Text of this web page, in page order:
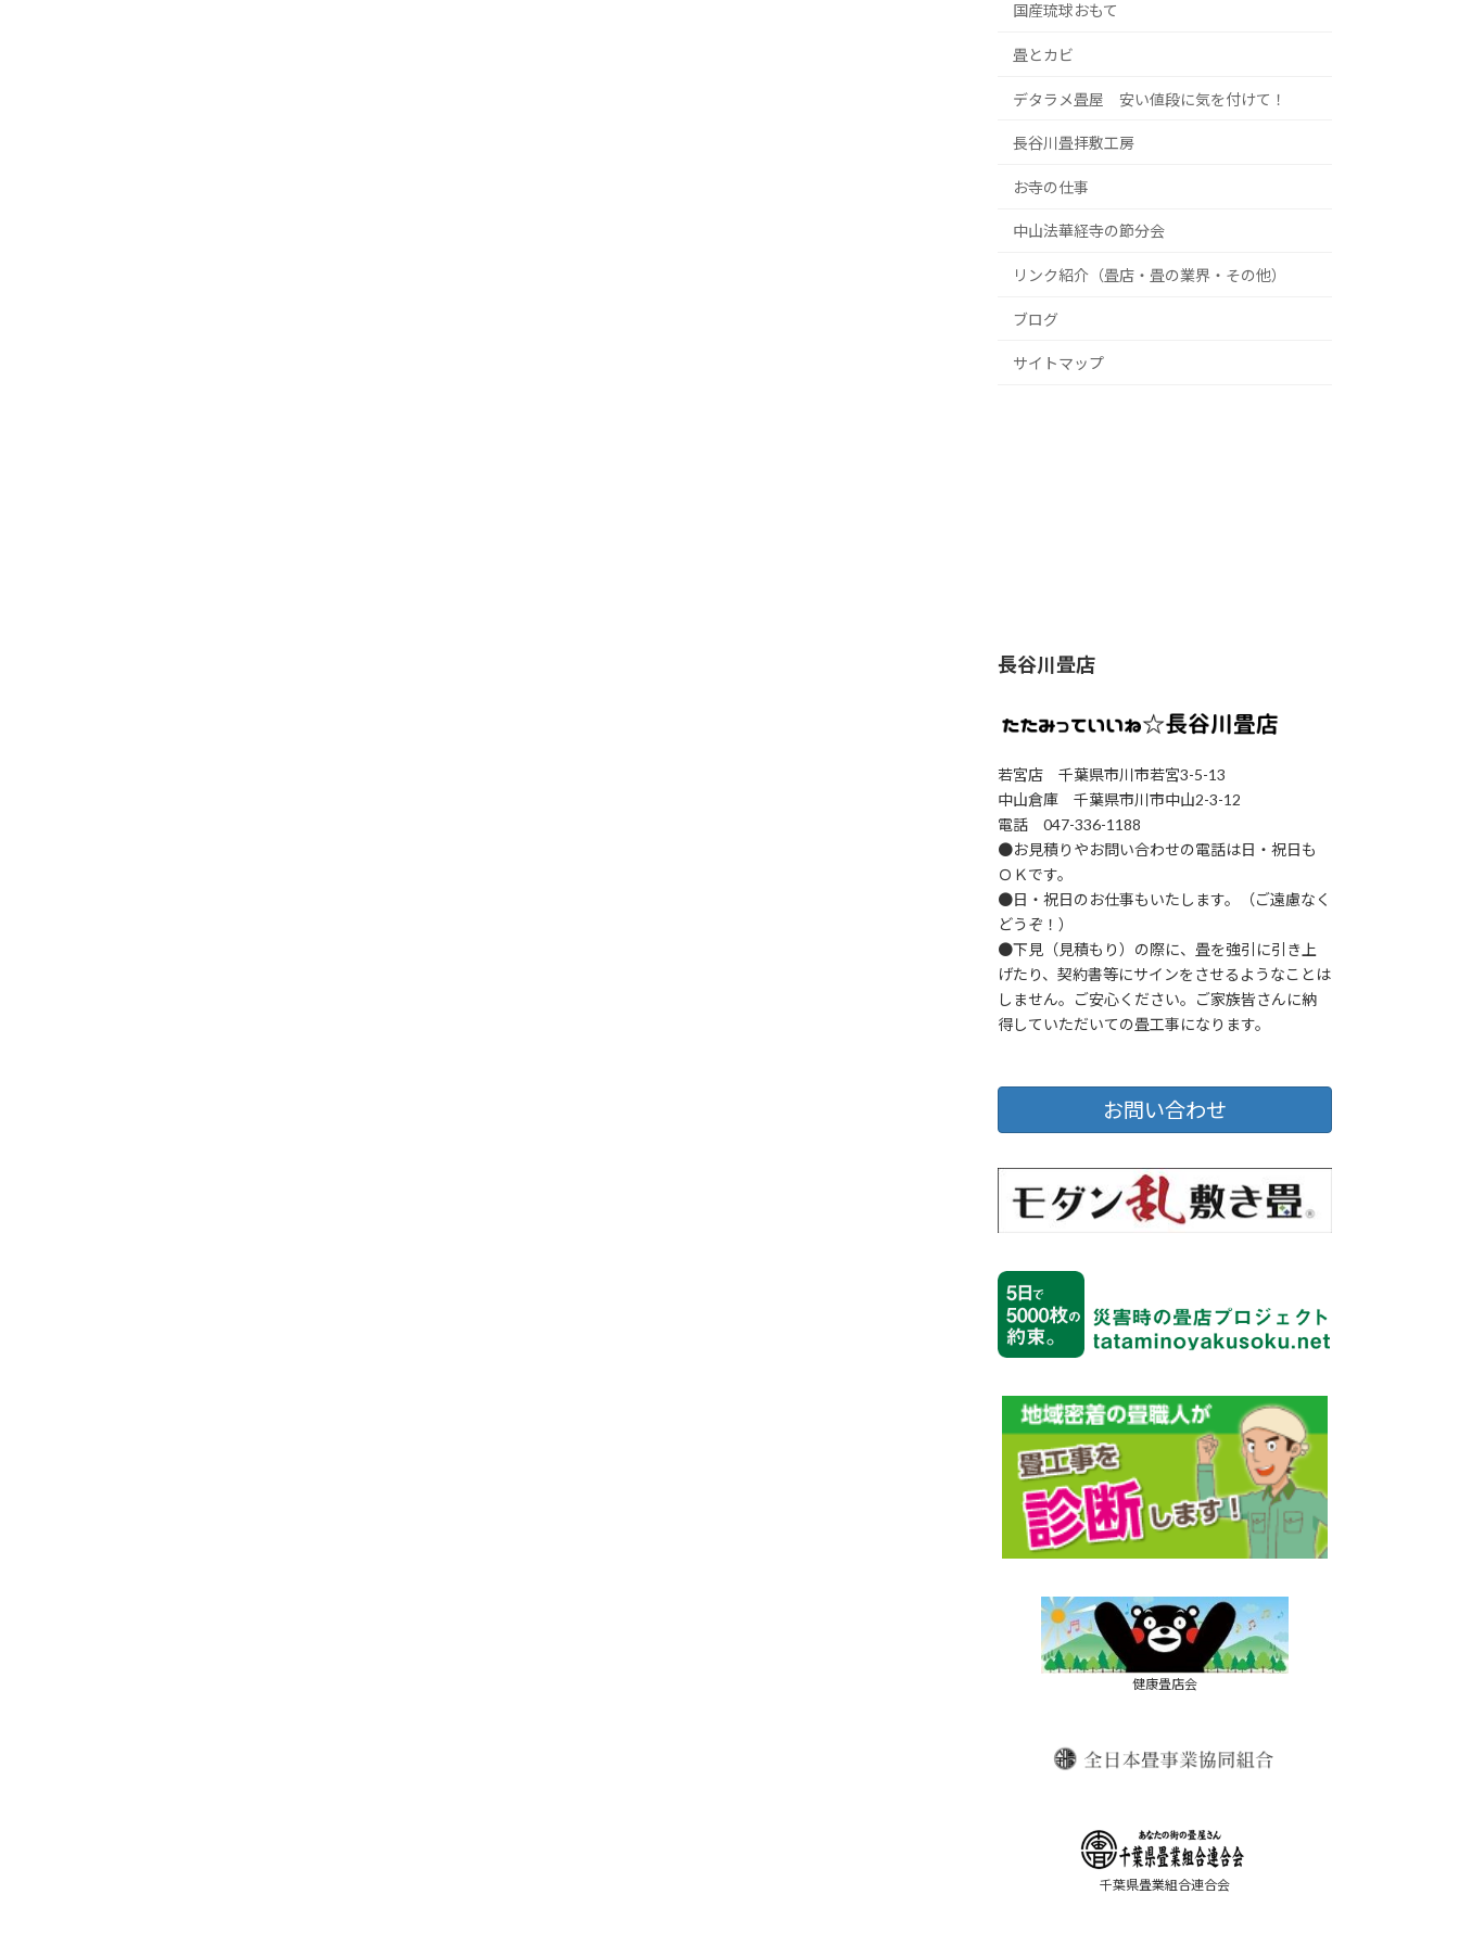
国産琉球おもて
畳とカビ
デタラメ畳屋 安い値段に気を付けて！
長谷川畳拝敷工房
お寺の仕事
中山法華経寺の節分会
リンク紹介（畳店・畳の業界・その他）
ブログ
サイトマップ
長谷川畳店
若宮店 千葉県市川市若宮3-5-13
中山倉庫 千葉県市川市中山2-3-12
電話 047-336-1188
●お見積りやお問い合わせの電話は日・祝日も
ＯＫです。
●日・祝日のお仕事もいたします。（ご遠慮なく
どうぞ！）
●下見（見積もり）の際に、畳を強引に引き上
げたり、契約書等にサインをさせるようなことは
しません。ご安心ください。ご家族皆さんに納
得していただいての畳工事になります。
お問い合わせ
健康畳店会
千葉県畳業組合連合会